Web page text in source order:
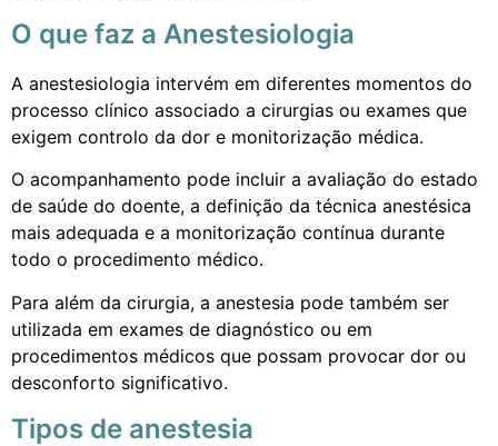
O que faz a Anestesiologia
A anestesiologia intervém em diferentes momentos do
processo clínico associado a cirurgias ou exames que
exigem controlo da dor e monitorização médica.
O acompanhamento pode incluir a avaliação do estado
de saúde do doente, a definição da técnica anestésica
mais adequada e a monitorização contínua durante
todo o procedimento médico.
Para além da cirurgia, a anestesia pode também ser
utilizada em exames de diagnóstico ou em
procedimentos médicos que possam provocar dor ou
desconforto significativo.
Tipos de anestesia